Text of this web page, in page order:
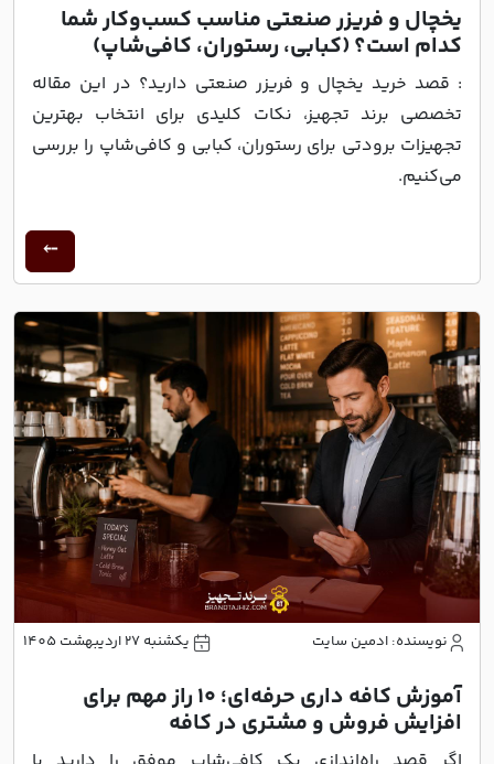
یخچال و فریزر صنعتی مناسب کسب‌وکار شما
کدام است؟ (کبابی، رستوران، کافی‌شاپ)
: قصد خرید یخچال و فریزر صنعتی دارید؟ در این مقاله
تخصصی برند تجهیز، نکات کلیدی برای انتخاب بهترین
تجهیزات برودتی برای رستوران، کبابی و کافی‌شاپ را بررسی
می‌کنیم.
نویسنده: ادمین سایت یکشنبه 27 اردیبهشت 1405
آموزش کافه داری حرفه‌ای؛ ۱۰ راز مهم برای
افزایش فروش و مشتری در کافه